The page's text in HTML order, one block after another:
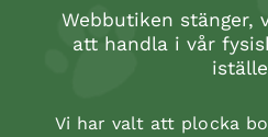
Webbutiken stänger,
att handla i vår
Vi har valt att plocka